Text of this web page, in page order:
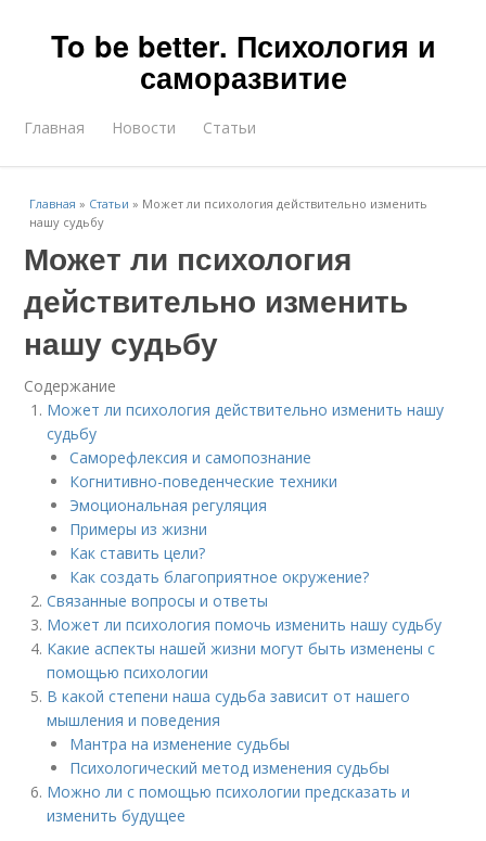
To be better. Психология и
саморазвитие
Главная Новости Статьи
Главная » Статьи » Может ли психология действительно изменить
нашу судьбу
Может ли психология
действительно изменить
нашу судьбу
Содержание
Может ли психология действительно изменить нашу
судьбу
Саморефлексия и самопознание
Когнитивно-поведенческие техники
Эмоциональная регуляция
Примеры из жизни
Как ставить цели?
Как создать благоприятное окружение?
Связанные вопросы и ответы
Может ли психология помочь изменить нашу судьбу
Какие аспекты нашей жизни могут быть изменены с
помощью психологии
В какой степени наша судьба зависит от нашего
мышления и поведения
Мантра на изменение судьбы
Психологический метод изменения судьбы
Можно ли с помощью психологии предсказать и
изменить будущее